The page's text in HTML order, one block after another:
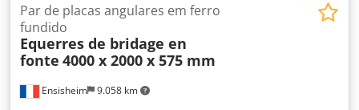
Ensisheim 9.058 km
Par de placas angulares em ferro
fundido
Equerres de bridage en
fonte 4000 x 2000 x 575 mm